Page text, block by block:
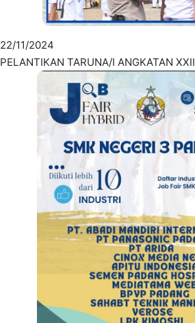
22/11/2024
PELANTIKAN TARUNA/I ANGKATAN XXII